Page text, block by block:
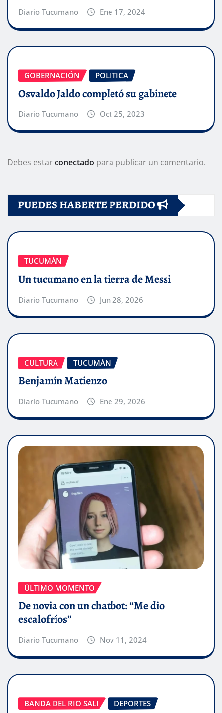
Diario Tucumano Ene 17, 2024
GOBERNACIÓN POLITICA
Osvaldo Jaldo completó su gabinete
Diario Tucumano Oct 25, 2023
Debes estarconectado para publicar un comentario.
PUEDES HABERTE PERDIDO
TUCUMÁN
Un tucumano en la tierra de Messi
Diario Tucumano Jun 28, 2026
CULTURA TUCUMÁN
Benjamín Matienzo
Diario Tucumano Ene 29, 2026
ÚLTIMO MOMENTO
De novia con un chatbot: “Me dio
escalofríos”
Diario Tucumano Nov 11, 2024
BANDA DEL RIO SALI DEPORTES